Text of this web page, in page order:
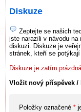
Diskuze
Zeptejte se našich
jste narazili v návodu na
diskuzi. Diskuze je
stránek, kteří se
Diskuze je zatím
Vložit nový příspěvek /
Položky označené *